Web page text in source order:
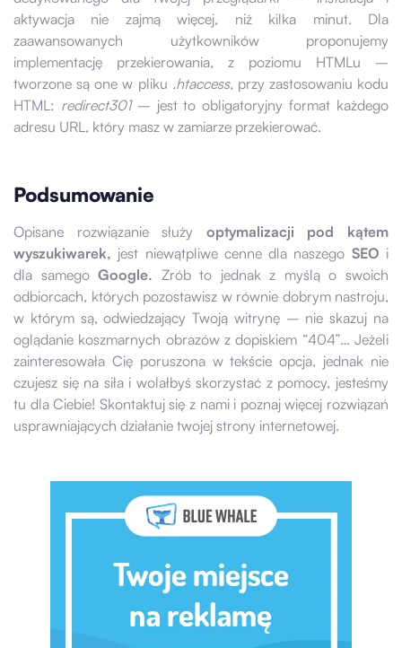
aktywacja nie zajmą więcej, niż kilka minut. Dla
zaawansowanych użytkowników proponujemy
implementację przekierowania, z poziomu HTMLu –
tworzone są one w pliku .htaccess, przy zastosowaniu kodu
HTML: redirect301 – jest to obligatoryjny format każdego
adresu URL, który masz w zamiarze przekierować.
Podsumowanie
Opisane rozwiązanie służy optymalizacji pod kątem
wyszukiwarek, jest niewątpliwe cenne dla naszego SEO i
dla samegoGoogle. Zrób to jednak z myślą o swoich
odbiorcach, których pozostawisz w równie dobrym nastroju,
w którym są, odwiedzający Twoją witrynę – nie skazuj na
oglądanie koszmarnych obrazów z dopiskiem “404”… Jeżeli
zainteresowała Cię poruszona w tekście opcja, jednak nie
czujesz się na siła i wolałbyś skorzystać z pomocy, jesteśmy
tu dla Ciebie! Skontaktuj się z nami i poznaj więcej rozwiązań
usprawniających działanie twojej strony internetowej.